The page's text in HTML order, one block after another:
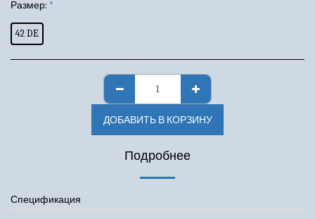
Размер: *
42 DE
ДОБАВИТЬ В КОРЗИНУ
Подробнее
Спецификация